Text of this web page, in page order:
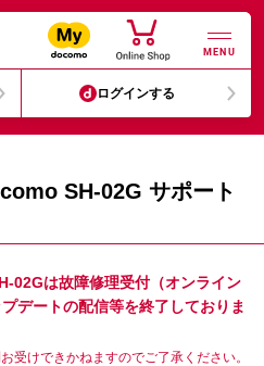
MENU
ログインする
SH-02G サポート
は故障修理受付（オンライン
デートの配信等を終了しておりま
受けできかねますのでご了承ください。